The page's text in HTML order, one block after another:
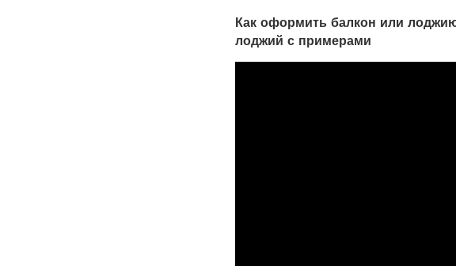
Как оформить балкон или
лоджий с примерами